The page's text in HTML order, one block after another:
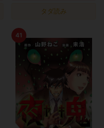
タダ読み
41